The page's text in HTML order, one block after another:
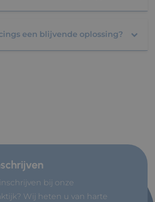
een blijvende oplossing?
bij onze
Wij heten u van harte